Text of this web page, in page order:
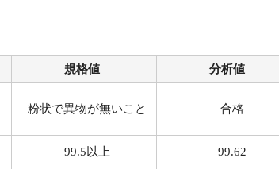
規格値 分析値
粉状で異物が無いこと 合格
99.5以上 99.62